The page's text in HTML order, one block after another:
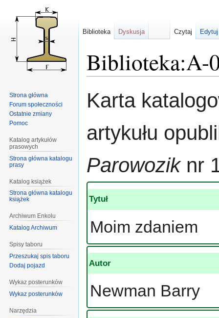
Biblioteka:A-
do
do
Karta
artykułu
Parowoziknr
Tytuł
Moim zdaniem
Autor
Newman Barry
Biblioteka Dyskusja Czytaj
Strona główna
Forum społeczności
Ostatnie zmiany
Pomoc
Katalog artykułów
prasowych
Strona główna katalogu
prasy
Katalog książek
Strona główna katalogu
książek
Archiwum Enkolu
Katalog Archiwum
Spisy taboru
Przeszukaj spis taboru
Dodaj pojazd
Wykaz posterunków
Wykaz posterunków
Narzędzia